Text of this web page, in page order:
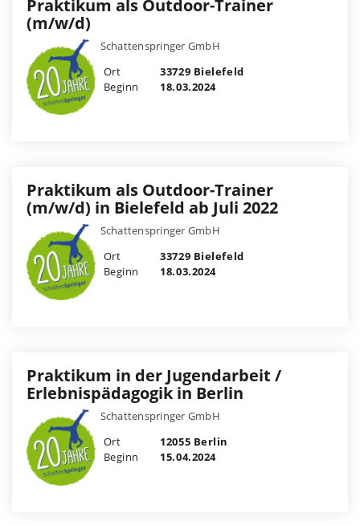
Praktikum als Outdoor-Trainer
(m/w/d)
Schattenspringer GmbH
Ort
33729 Bielefeld
Beginn
18.03.2024
Praktikum als Outdoor-Trainer
(m/w/d) in Bielefeld ab Juli 2022
Schattenspringer GmbH
Ort
33729 Bielefeld
Beginn
18.03.2024
Praktikum in der Jugendarbeit /
Erlebnispädagogik in Berlin
Schattenspringer GmbH
Ort
12055 Berlin
Beginn
15.04.2024